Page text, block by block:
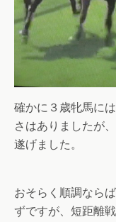
確かに３歳牝馬に
さはありましたが
遂げました。
おそらく順調なら
ずですが、短距離